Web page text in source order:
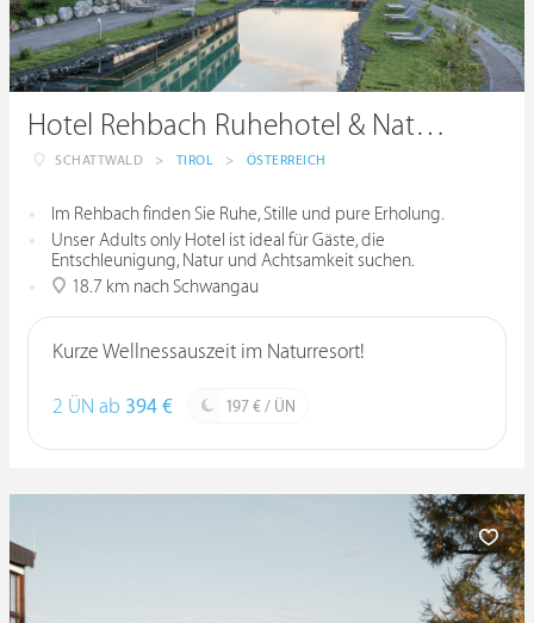
Hotel Rehbach Ruhehotel & Naturresort
SCHATTWALD > TIROL > ÖSTERREICH
Im Rehbach finden Sie Ruhe, Stille und pure Erholung.
Unser Adults only Hotel ist ideal für Gäste, die
Entschleunigung, Natur und Achtsamkeit suchen.
18.7 km nach Schwangau
Kurze Wellnessauszeit im Naturresort!
2 ÜN ab 394 € 197 € / ÜN